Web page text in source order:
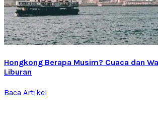
Hongkong Berapa Musim? Cuaca dan
Liburan
Baca Artikel